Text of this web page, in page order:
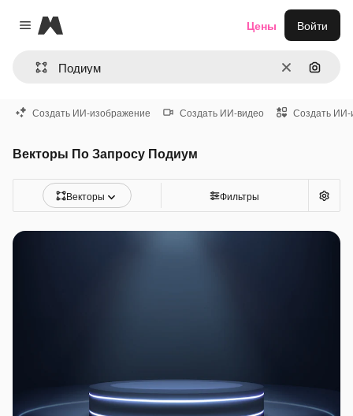
Close menu
Magnific
ОчиститьПоиск
Цены Войти
Создать ИИ-изображение Создать ИИ-видео Создать ИИ-
Векторы По Запросу Подиум
Векторы Фильтры